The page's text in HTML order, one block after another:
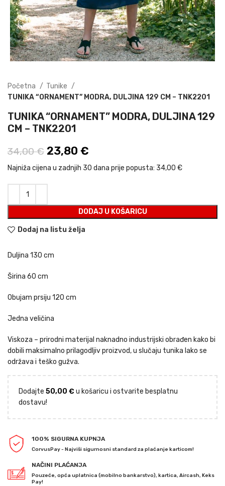
Početna
Tunike
TUNIKA “ORNAMENT” MODRA, DULJINA 129 CM – TNK2201
TUNIKA “ORNAMENT” MODRA, DULJINA 129
CM – TNK2201
34,00€ Izvorna cijena bila je: 34,00 €.
23,80 €
23,80 €.
Najniža cijena u zadnjih 30 dana prije popusta: 34,00 €
DODAJ U KOŠARICU
Dodaj na listu želja
Duljina 130 cm
Širina 60 cm
Obujam prsiju 120 cm
Jedna veličina
Viskoza – prirodni materijal naknadno industrijski obrađen kako bi
dobili maksimalno prilagodljiv proizvod, u slučaju tunika lako se
održava i teško gužva.
Dodajte 50,00 € u košaricu i ostvarite besplatnu
dostavu!
100% SIGURNA KUPNJA
CorvusPay - Najviši sigurnosni standard za plaćanje karticom!
NAČINI PLAĆANJA
Pouzeće, opća uplatnica (mobilno bankarstvo), kartica, Aircash, Keks
Pay!